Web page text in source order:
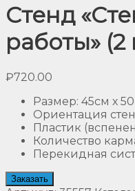
Стенд
работы» (2
₽720.00
Размер: 45см х
Ориентация
Пластик
Количество
Перекидная
Заказать